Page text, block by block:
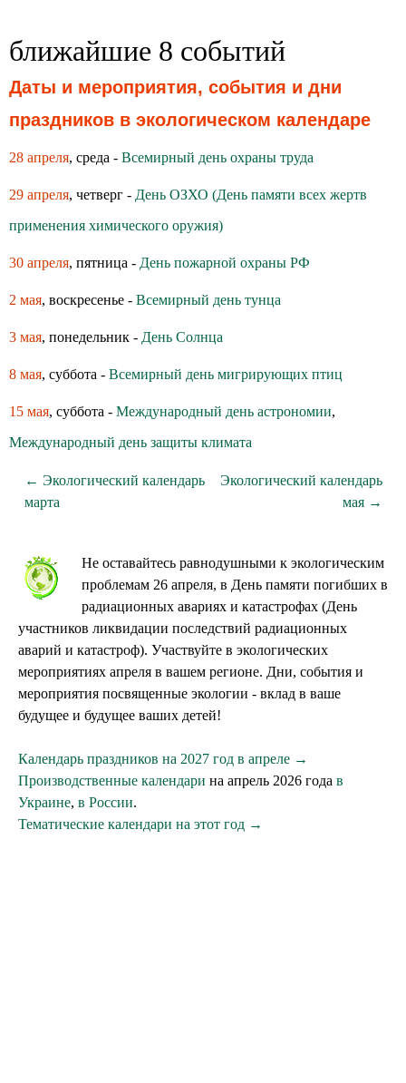
ближайшие 8 событий
Даты и мероприятия, события и дни
праздников в экологическом календаре
28 апреля, среда - Всемирный день охраны труда
29 апреля, четверг - День ОЗХО (День памяти всех жертв
применения химического оружия)
30 апреля, пятница - День пожарной охраны РФ
2 мая, воскресенье - Всемирный день тунца
3 мая, понедельник - День Солнца
8 мая, суббота - Всемирный день мигрирующих птиц
15 мая, суббота - Международный день астрономии,
Международный день защиты климата
← Экологический календарь
марта
Экологический календарь
мая →
Не оставайтесь равнодушными к экологическим
проблемам 26 апреля, в День памяти погибших в
радиационных авариях и катастрофах (День
участников ликвидации последствий радиационных
аварий и катастроф). Участвуйте в экологических
мероприятиях апреля в вашем регионе. Дни, события и
мероприятия посвященные экологии - вклад в ваше
будущее и будущее ваших детей!
Календарь праздников на 2027 год в апреле →
Производственные календари на апрель 2026 года в
Украине, в России.
Тематические календари на этот год →